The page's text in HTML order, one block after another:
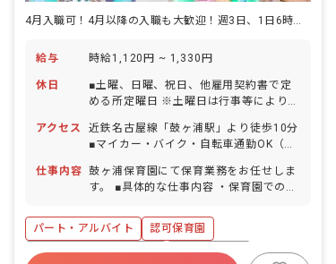
4月入職可！4月以降の入職も大歓迎！週3日、1日6時間～OK
給与 時給1,120円 ~ 1,330円
休日
■土曜、日曜、祝日、他雇用契約書で定
める所定曜日 ※土曜日は行事等により年
（12/29～1/3） ■有給休暇（法定通り
／取得率78％／5日以上の連休応相談）
■産前産後・育児休暇（取得率100％・
復帰率100％） ■介護・看護休暇 ■特別
やすい職場です お子様の体調不良や行事
による遅刻・早退・欠勤の相談も可
アクセス
近鉄名古屋線「鼓ヶ浦駅」より徒歩10分
■マイカー・バイク・自転車通勤OK（無
仕事内容 鼓ヶ浦保育園にて保育業務をお任せしま
す。 ■具体的な仕事内容 ・保育園での保
び ・給食、お昼寝、トイレのサポート
・保護者との連携（アプリ含む） ・連絡
帳記入、他
パート・アルバイト
認可保育園
寮・住宅・家賃補助あり
社会保険完備